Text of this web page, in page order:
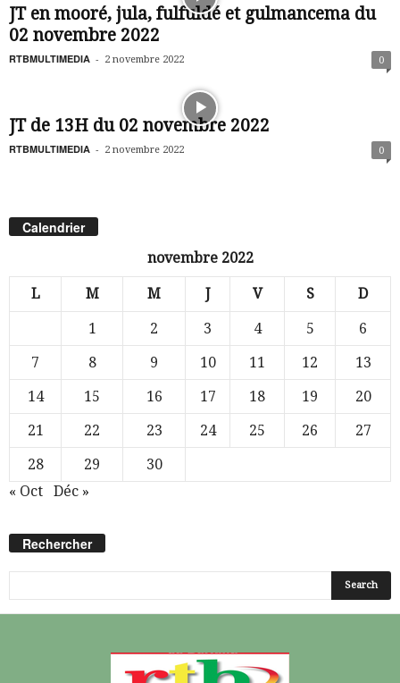
JT en mooré, jula, fulfuldé et gulmancema du
02 novembre 2022
RTBMULTIMEDIA - 2 novembre 2022 0
JT de 13H du 02 novembre 2022
RTBMULTIMEDIA - 2 novembre 2022 0
Calendrier
novembre 2022
L M M J V S D
1 2 3 4 5
6
7
8 9 10 11 12
13
14
15 16 17 18 19
20
21
22 23 24 25 26
27
28
29
30
« Oct
Déc »
Rechercher